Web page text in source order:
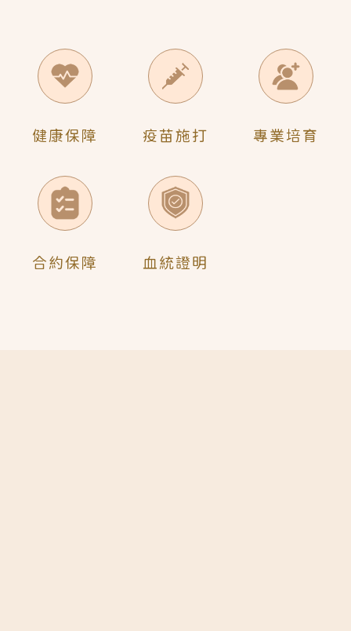
健康保障 疫苗施打 專業培育
合約保障 血統證明